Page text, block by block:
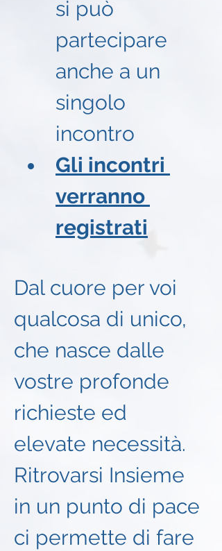
si può
partecipare
anche a un
singolo
incontro
Gli incontri
verranno
registrati
Dal cuore per voi
qualcosa di unico,
che nasce dalle
vostre profonde
richieste ed
elevate necessità.
Ritrovarsi Insieme
in un punto di pace
ci permette di fare